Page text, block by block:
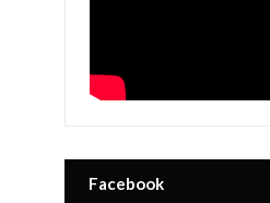
Facebook